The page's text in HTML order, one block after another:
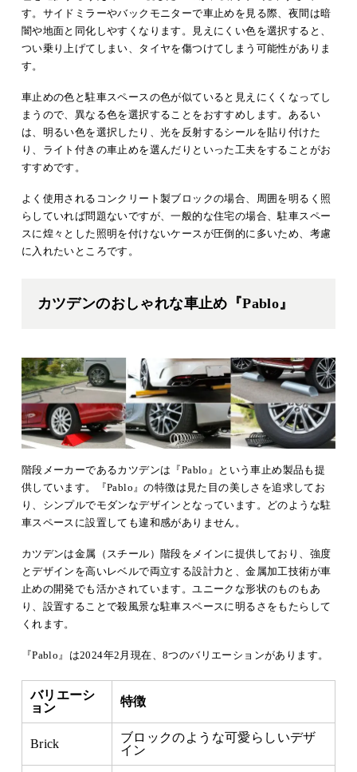
す。サイドミラーやバックモニターで車止めを見る際、夜間は暗
闇や地面と同化しやすくなります。見えにくい色を選択すると、
つい乗り上げてしまい、タイヤを傷つけてしまう可能性がありま
す。
車止めの色と駐車スペースの色が似ていると見えにくくなってし
まうので、異なる色を選択することをおすすめします。あるい
は、明るい色を選択したり、光を反射するシールを貼り付けた
り、ライト付きの車止めを選んだりといった工夫をすることがお
すすめです。
よく使用されるコンクリート製ブロックの場合、周囲を明るく照
らしていれば問題ないですが、一般的な住宅の場合、駐車スペー
スに煌々とした照明を付けないケースが圧倒的に多いため、考慮
に入れたいところです。
カツデンのおしゃれな車止め『Pablo』
階段メーカーであるカツデンは『Pablo』という車止め製品も提
供しています。『Pablo』の特徴は見た目の美しさを追求してお
り、シンプルでモダンなデザインとなっています。どのような駐
車スペースに設置しても違和感がありません。
カツデンは金属（スチール）階段をメインに提供しており、強度
とデザインを高いレベルで両立する設計力と、金属加工技術が車
止めの開発でも活かされています。ユニークな形状のものもあ
り、設置することで殺風景な駐車スペースに明るさをもたらして
くれます。
『Pablo』は2024年2月現在、8つのバリエーションがあります。
バリエーシ
ョン
特徴
Brick
ブロックのような可愛らしいデザ
イン